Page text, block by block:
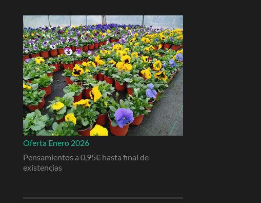
Oferta Enero 2026
Pensamientos a 0,95€ hasta final de
existencias